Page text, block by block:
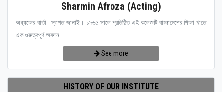
Sharmin Afroza (Acting)
অধ্যক্ষের বার্তা স্বাগত জানাই। ১৯৬৫ সালে প্রতিষ্ঠিত এই কলেজটি বাংলাদেশের শিক্ষা খাতে
এক গুরুত্বপূর্ণ অবদান...
See more
HISTORY OF OUR INSTITUTE